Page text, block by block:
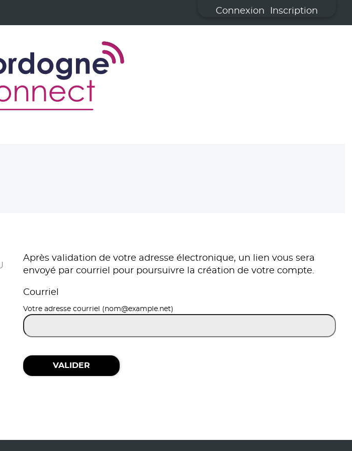
Connexion Inscription
Après validation de votre adresse électronique, un lien vous sera
envoyé par courriel pour poursuivre la création de votre compte.
Courriel
Votre adresse courriel (nom@example.net)
VALIDER